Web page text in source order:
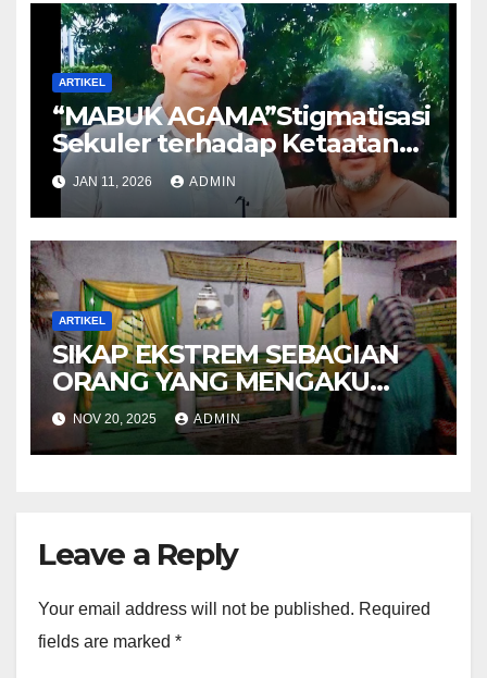
ARTIKEL
“MABUK AGAMA”Stigmatisasi
Sekuler terhadap Ketaatan
Beragama seorang muslim
JAN 11, 2026 ADMIN
ARTIKEL
SIKAP EKSTREM SEBAGIAN
ORANG YANG MENGAKU
KETURUNAN NABI
NOV 20, 2025 ADMIN
Leave a Reply
Your email address will not be published. Required
fields are marked *